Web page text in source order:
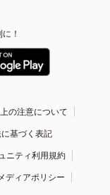
！
の注意について
基づく表記
ニティ利用規約
ディアポリシー